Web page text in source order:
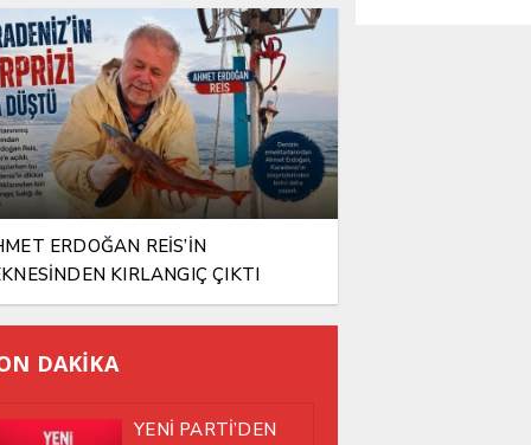
ERDOĞAN REİS’İN
KIRLANGIÇ ÇIKTI
DAKİKA
YENİ PARTİ’DEN